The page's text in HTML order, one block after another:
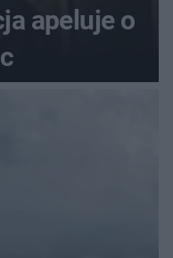
apeluje o